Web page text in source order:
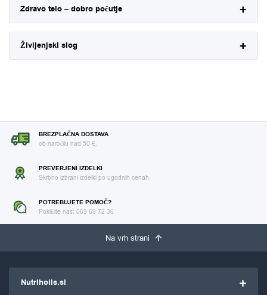
Zdravo telo – dobro počutje
Življenjski slog
BREZPLAČNA DOSTAVA
ob naročilu nad 50 €.
PREVERJENI IZDELKI
Skrbno izbrani izdelki po ugodnih cenah.
POTREBUJETE POMOČ?
Pokličite nas: 069 69 72 36
Na vrh strani
Nutriholis.si